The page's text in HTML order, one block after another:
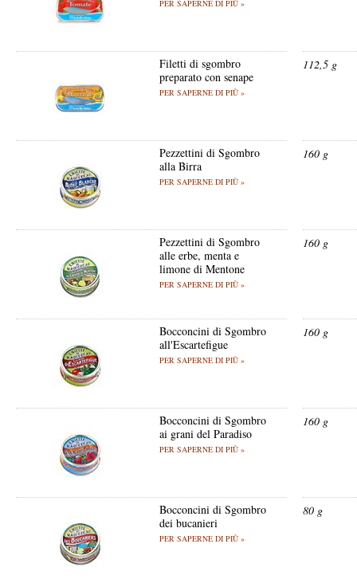
PER SAPERNE DI PIÙ »
Filetti di sgombro
preparato con senape
PER SAPERNE DI PIÙ »
112,5 g
Pezzettini di Sgombro
alla Birra
PER SAPERNE DI PIÙ »
160 g
Pezzettini di Sgombro
alle erbe, menta e
limone di Mentone
PER SAPERNE DI PIÙ »
160 g
Bocconcini di Sgombro
all'Escartefigue
PER SAPERNE DI PIÙ »
160 g
Bocconcini di Sgombro
ai grani del Paradiso
PER SAPERNE DI PIÙ »
160 g
Bocconcini di Sgombro
dei bucanieri
PER SAPERNE DI PIÙ »
80 g